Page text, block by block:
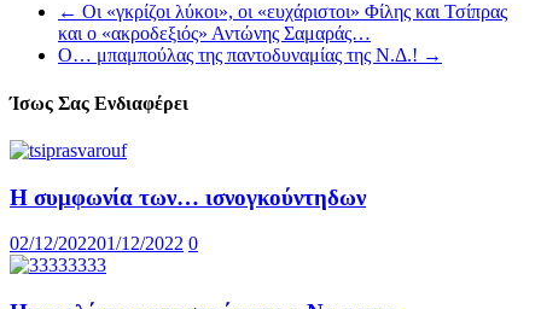
← Οι «γκρίζοι λύκοι», οι «ευχάριστοι» Φίλης και Τσίπρας
και ο «ακροδεξιός» Αντώνης Σαμαράς…
Ο… μπαμπούλας της παντοδυναμίας της Ν.Δ.! →
Ίσως Σας Ενδιαφέρει
Η συμφωνία των… ισνογκούντηδων
02/12/202201/12/2022 0